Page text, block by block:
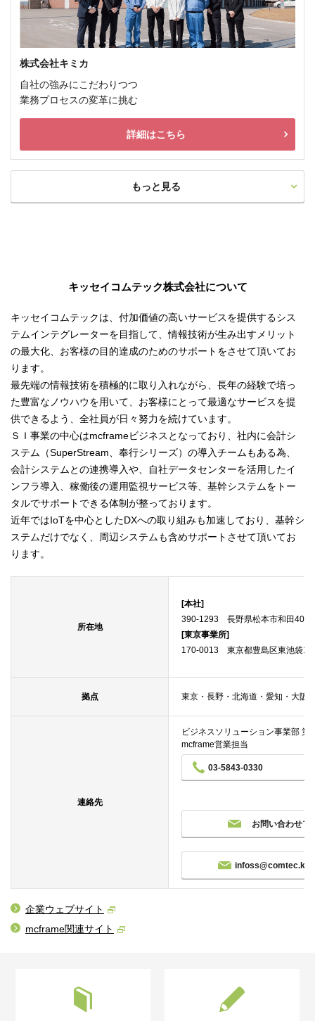
株式会社キミカ
自社の強みにこだわりつつ
業務プロセスの変革に挑む
詳細はこちら
もっと見る
キッセイコムテック株式会社について
キッセイコムテックは、付加価値の高いサービスを提供するシス
テムインテグレーターを目指して、情報技術が生み出すメリット
の最大化、お客様の目的達成のためのサポートをさせて頂いてお
ります。
最先端の情報技術を積極的に取り入れながら、長年の経験で培っ
た豊富なノウハウを用いて、お客様にとって最適なサービスを提
供できるよう、全社員が日々努力を続けています。
ＳＩ事業の中心はmcframeビジネスとなっており、社内に会計シ
ステム（SuperStream、奉行シリーズ）の導入チームもある為、
会計システムとの連携導入や、自社データセンターを活用したイ
ンフラ導入、稼働後の運用監視サービス等、基幹システムをトー
タルでサポートできる体制が整っております。
近年ではIoTを中心としたDXへの取り組みも加速しており、基幹シ
ステムだけでなく、周辺システムも含めサポートさせて頂いてお
ります。
所在地
[本社]
390-1293 長野県松本市和田
[東京事業所]
170-0013 東京都豊島区東池袋1-
拠点 東京・長野・北海道・愛知・大阪
連絡先
ビジネスソリューション事業部 第
mcframe営業担当
03-5843-0330
お問い合わせフ
企業ウェブサイト
mcframe関連サイト